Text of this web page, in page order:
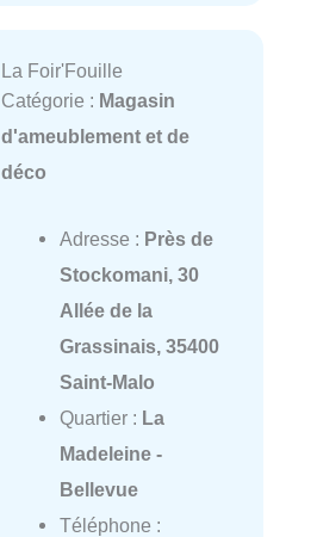
La Foir'Fouille
Catégorie : Magasin
d'ameublement et de
déco
Adresse : Près de
Stockomani, 30
Allée de la
Grassinais, 35400
Saint-Malo
Quartier : La
Madeleine -
Bellevue
Téléphone :